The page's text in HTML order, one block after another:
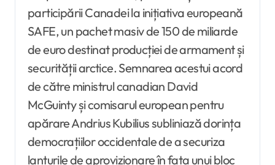
participării Canadei la inițiativa europeană
SAFE, un pachet masiv de 150 de miliarde
de euro destinat producției de armament și
securității arctice. Semnarea acestui acord
de către ministrul canadian David
McGuinty și comisarul european pentru
apărare Andrius Kubilius subliniază dorința
democrațiilor occidentale de a securiza
lanțurile de aprovizionare în fața unui bloc